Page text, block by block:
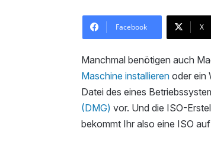
Facebook X
Manchmal benötigen auch
Maschine installieren oder ein
Datei des eines
(DMG) vor. Und die ISO-
bekommt Ihr also eine ISO